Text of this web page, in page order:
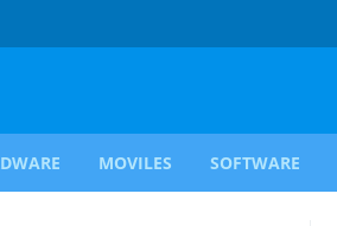
MOVILES SOFTWARE